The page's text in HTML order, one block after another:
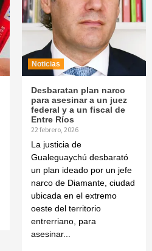
Noticias
Desbaratan plan narco
para asesinar a un juez
federal y a un fiscal de
Entre Ríos
22 febrero, 2026
La justicia de
Gualeguaychú desbarató
un plan ideado por un jefe
narco de Diamante, ciudad
ubicada en el extremo
oeste del territorio
entrerriano, para
asesinar...